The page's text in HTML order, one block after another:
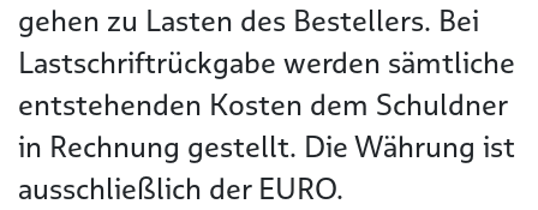
gehen zu Lasten des Bestellers. Bei
Lastschriftrückgabe werden sämtliche
entstehenden Kosten dem Schuldner
in Rechnung gestellt. Die Währung ist
ausschließlich der EURO.